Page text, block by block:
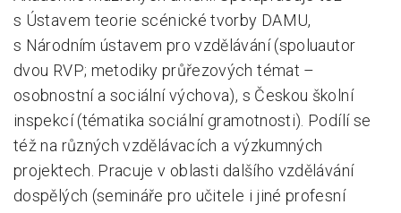
s Ústavem teorie scénické tvorby DAMU,
s Národním ústavem pro vzdělávání(spoluautor
dvou RVP; metodiky průřezových témat –
osobnostní a sociální výchova), s Českou školní
inspekcí (tématika sociální gramotnosti). Podílí se
též na různých vzdělávacích a výzkumných
projektech. Pracuje v oblasti dalšího vzdělávání
dospělých (semináře pro učitele i jiné profesní